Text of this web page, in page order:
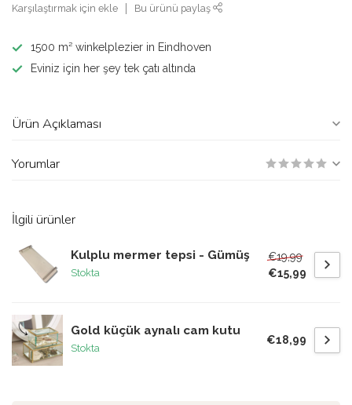
Karşılaştırmak için ekle Bu ürünü paylaş
1500 m² winkelplezier in Eindhoven
Eviniz için her şey tek çatı altında
Ürün Açıklaması
Yorumlar
İlgili ürünler
Kulplu mermer tepsi - Gümüş
Stokta
€19,99
€15,99
Gold küçük aynalı cam kutu
Stokta
€18,99